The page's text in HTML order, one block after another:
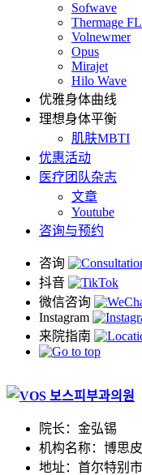
Sofwave
Thermage
Volnewmer
Opus
Mirajet
Hilo Wave
优雅身体曲线
理想身体平衡
肌肤MBTI
优惠活动
医疗团队杂志
文章
Youtube
咨询与预约
肌
MBTI
院长：金弘锡
机构名称：博思
地址：首尔特别